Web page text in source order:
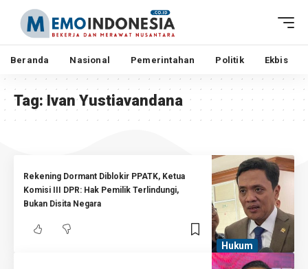
Beranda Nasional Pemerintahan Politik Ekbis
Tag:Ivan Yustiavandana
Hukum
Rekening Dormant Diblokir PPATK, Ketua
Komisi III DPR: Hak Pemilik Terlindungi,
Bukan Disita Negara